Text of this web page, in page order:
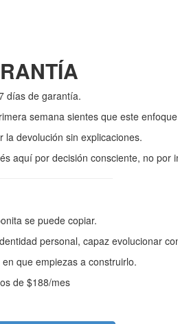
días de garantía.
semana sientes que este
la devolución sin explicaciones.
aquí por decisión consciente, no por
se puede copiar.
personal, capaz evolucionar
que empiezas a construirlo.
de $188/mes